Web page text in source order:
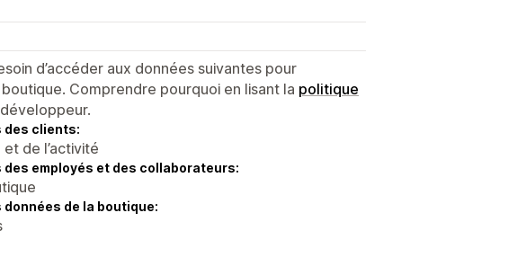
d’accéder aux données suivantes pour
Comprendre pourquoi en lisant la politique
des clients:
et de l’activité
employés et des collaborateurs:
de la boutique: